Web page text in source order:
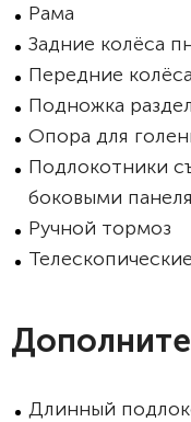
Рама
Задние колёса
Передние
Подножка
Опора для
Подлокотники
боковыми
Ручной тормоз
Длинный